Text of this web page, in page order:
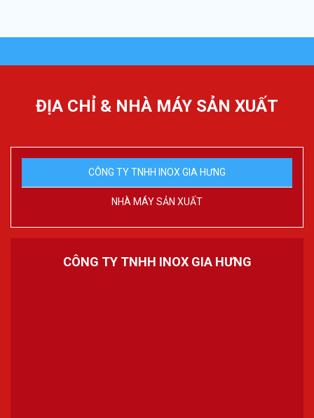
ĐỊA CHỈ & NHÀ MÁY SẢN XUẤT
CÔNG TY TNHH INOX GIA HƯNG
NHÀ MÁY SẢN XUẤT
CÔNG TY TNHH INOX GIA HƯNG